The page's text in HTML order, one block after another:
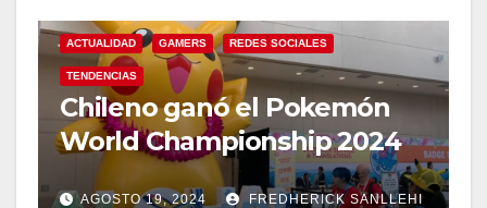
ACTUALIDAD GAMERS REDES SOCIALES
TENDENCIAS
Chileno ganó el Pokemón
World Championship 2024
AGOSTO 19, 2024 FREDHERICK SANLLEHI